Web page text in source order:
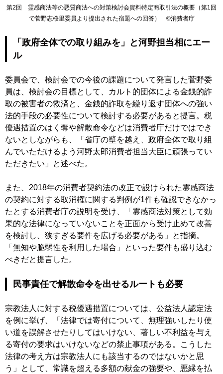
第2回 霊感商法等の悪質商法への対策検討会資料特定商取引法の概要 （第1回
で菅野志桜里委員より提出された宿題への回答） ©消費者庁
「政府全体での取り組みを」と河野担当相にエー
ル
委員会で、検討会での今後の課題について発言した菅野委
員は、検討会の目標として、カルト的団体による金銭的詐
取の被害者の救済と、金銭的詐取を繰り返す団体への強い
法的手段の必要性について検討する必要があると提言。税
優遇措置のはく奪や解散命令などは消費者庁だけではでき
ないとしながらも、「省庁の壁を越え、政府全体で取り組
んでいただけるよう河野太郎消費者担当大臣に頑張ってい
ただきたい」と述べた。
また、2018年の消費者契約法の改正で設けられた霊感商法
の契約に対する取消権に関する判例が1件も確認できなかっ
たとする消費者庁の説明を受け、「霊感商法対策として効
果的な法律になっていないことを正面から受け止めて改善
を検討し、狭すぎる要件を広げる必要がある」と指摘。
「無知や脆弱性を利用した場合」といった要件も盛り込む
べきだと提言した。
民事責任で解散命令を出せるルートも必要
宗教法人に対する税優遇措置については、公益法人認定法
を例に挙げ、「法律では寄付について、無理強いしたり使
い道を誤解させたりしてはいけない、著しい不利益を与え
る寄付の要求はいけないなどの禁止事項がある。こうした
法律の考え方は宗教法人にも該当するのではないかと思
う」として、常識を超える多額の献金の強要や、悪縁を払